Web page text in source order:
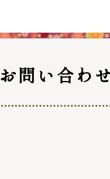
出雲新話
出雲市総合
お問い合わ